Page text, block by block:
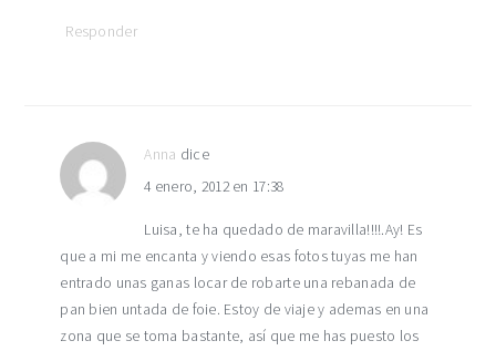
Responder
Anna dice
4 enero, 2012 en 17:38
Luisa, te ha quedado de maravilla!!!!.Ay! Es
que a mi me encanta y viendo esas fotos tuyas me han
entrado unas ganas locar de robarte una rebanada de
pan bien untada de foie. Estoy de viaje y ademas en una
zona que se toma bastante, así que me has puesto los